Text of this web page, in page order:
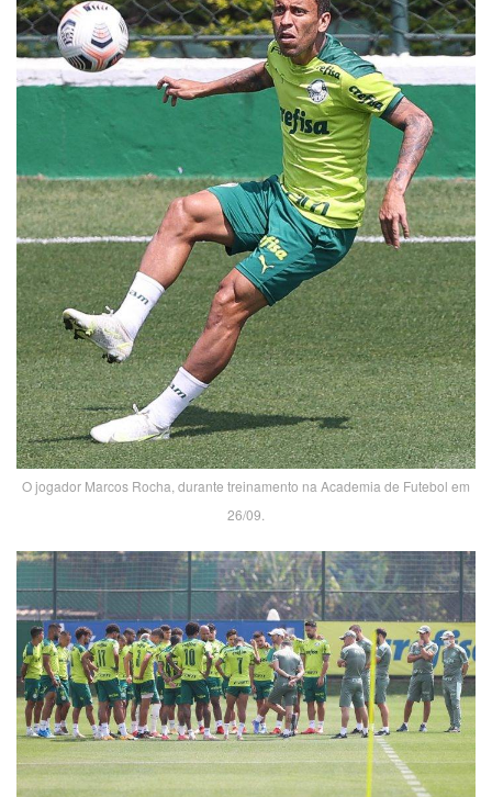
O jogador Marcos Rocha, durante treinamento na Academia de Futebol em
26/09.